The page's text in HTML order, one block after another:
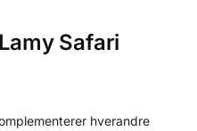
Safari
hverandre